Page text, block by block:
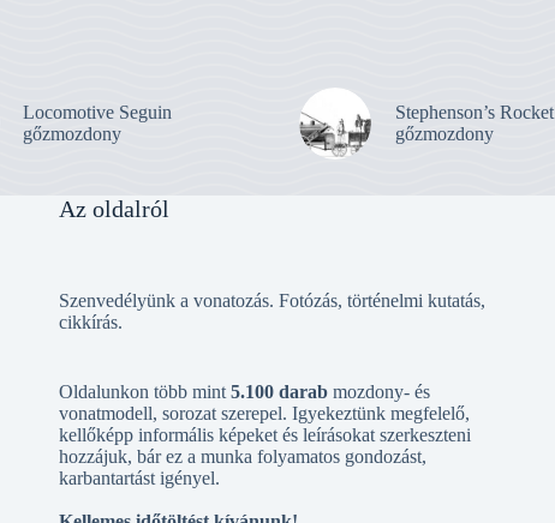
Locomotive Seguin
gőzmozdony
Stephenson’s Rocket
gőzmozdony
Az oldalról
Szenvedélyünk a vonatozás. Fotózás, történelmi kutatás,
cikkírás.
Oldalunkon több mint 5.100 darabmozdony- és
vonatmodell, sorozat szerepel. Igyekeztünk megfelelő,
kellőképp informális képeket és leírásokat szerkeszteni
hozzájuk, bár ez a munka folyamatos gondozást,
karbantartást igényel.